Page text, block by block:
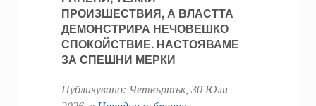
ПРОИЗШЕСТВИЯ, А ВЛАСТТА
ДЕМОНСТРИРА НЕЧОВЕШКО
СПОКОЙСТВИЕ. НАСТОЯВАМЕ
ЗА СПЕШНИ МЕРКИ
Публикувано: Четвъртък, 30 Юли